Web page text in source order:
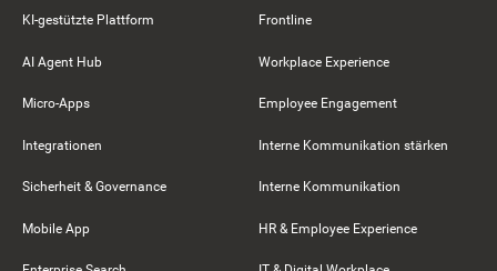
KI-gestützte Plattform
AI Agent Hub
Micro-Apps
Integrationen
Sicherheit & Governance
Mobile App
Frontline
Workplace Experience
Employee Engagement
Interne Kommunikation stärken
Interne Kommunikation
HR & Employee Experience